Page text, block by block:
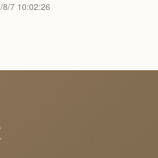
8/7 10:02:26